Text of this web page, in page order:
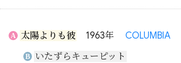
A 太陽よりも彼 1963年 COLUMBIA
B いたずらキューピット